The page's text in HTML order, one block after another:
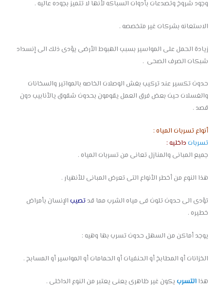
وجود شروخ وتصدعات بأدوات السباكه لأنها لا تتميز بجوده عاليه .
الاستعانه بشركات غير متخصصه .
زيادة الحمل على المواسير بسبب الهبوط الأرضى يؤدى ذلك الى إنسداد
شبكات الصرف الصحى .
حدوث تكسير عند تركيب بغش الوصلات الخاصه بالمواتير والسخانات
والغسلات حيث بعض فرق العمل يقومون بحدوث شقوق يالأنابيب دون
قصد .
أنواع تسربات المياه :
تسرباتداخليه :
جميع المبانى والمنازل تعانى من تسربات المياه .
هذا النوع من أخطر الأنواع التى تعرض المبانى للأنهيار .
تؤدى الى حدوث تلوث فى مياه الشرب مما قد تصيبالإنسان بأمراض
خطيره .
يوجد أماكن من السهل حدوث تسرب بها وهيه :
الخزانات أو المطابخ أو الحنفيات أو الحمامات أو المواسير أو المسابح .
هذاالتسربيكون غير ظاهرى يعنى يعتبر من النوع الداخلى .